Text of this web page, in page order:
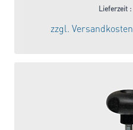
Lieferzeit :
zzgl. Versandkosten